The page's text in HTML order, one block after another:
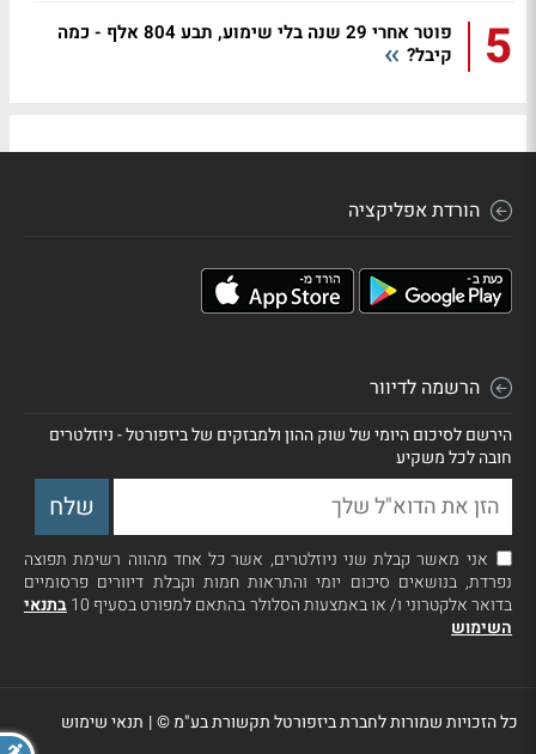
5
פוטר אחרי 29 שנה בלי שימוע, תבע 804 אלף - כמה
קיבל?
הורדת אפליקציה
הרשמה לדיוור
הירשם לסיכום היומי של שוק ההון ולמבזקים של ביזפורטל - ניוזלטרים
חובה לכל משקיע
אני מאשר קבלת שני ניוזלטרים, אשר כל אחד מהווה רשימת תפוצה
נפרדת, בנושאים סיכום יומי והתראות חמות וקבלת דיוורים פרסומיים
בדואר אלקטרוני ו/ או באמצעות הסלולר בהתאם למפורט בסעיף 10
בתנאי
השימוש
כל הזכויות שמורות לחברת ביזפורטל תקשורת בע"מ ©| תנאי שימוש